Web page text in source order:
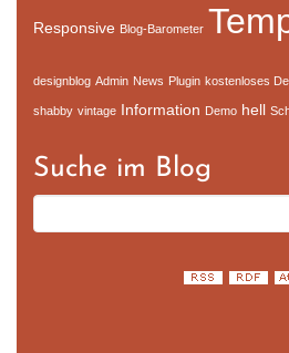
Responsive Blog-Barometer
designblog Admin News Plugin kostenloses
shabby vintage Information Demo hell
Suche im Blog